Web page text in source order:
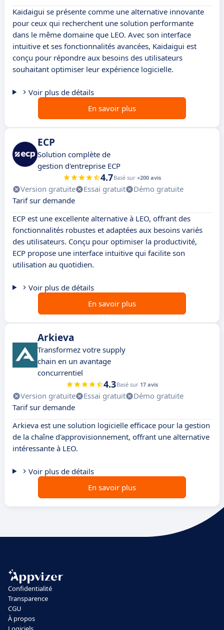
Kaidaigui se présente comme une alternative innovante
pour ceux qui recherchent une solution performante
dans le même domaine que LEO. Avec son interface
intuitive et ses fonctionnalités avancées, Kaidaigui est
conçu pour répondre aux besoins des utilisateurs
souhaitant optimiser leur expérience logicielle.
Voir plus de détails
En savoir plus
ECP
Solution complète de
gestion d'entreprise ECP
4.7Basé sur +200 avis
Version gratuite Essai gratuit
Démo gratuite
Tarif sur demande
ECP est une excellente alternative à LEO, offrant des
fonctionnalités robustes et adaptées aux besoins variés
des utilisateurs. Conçu pour optimiser la productivité,
ECP propose une interface intuitive qui facilite son
utilisation au quotidien.
Voir plus de détails
En savoir plus
Arkieva
Transformez votre supply
chain en un avantage
concurrentiel
4.3Basé sur 17 avis
Version gratuite Essai gratuit
Démo gratuite
Tarif sur demande
Arkieva est une solution logicielle efficace pour la gestion
de la chaîne d'approvisionnement, offrant une alternative
intéressante à LEO.
Voir plus de détails
En savoir plus
Confidentialité
Transparence
CGU
À propos